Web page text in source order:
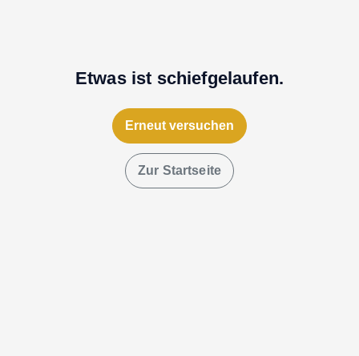
Etwas ist schiefgelaufen.
Erneut versuchen
Zur Startseite